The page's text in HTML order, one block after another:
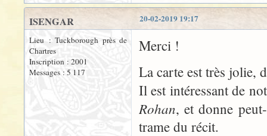
20-02-2019 19:17
ISENGAR
Lieu : Tuckborough près de
Chartres
Inscription : 2001
Messages : 5 117
Merci !
La carte est très jolie,
Il est intéressant de
Rohan, et donne
trame du récit.